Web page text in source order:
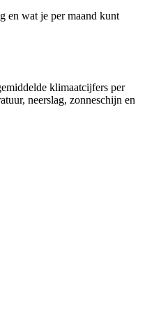
en wat je per maand kunt
klimaatcijfers per
neerslag, zonneschijn en